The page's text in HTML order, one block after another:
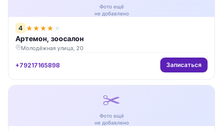
Фото ещё
не добавлено
4 ★★★★ ★
Артемон, зоосалон
Молодёжная улица, 20
+79217165898 Записаться
✂️
Фото ещё
не добавлено